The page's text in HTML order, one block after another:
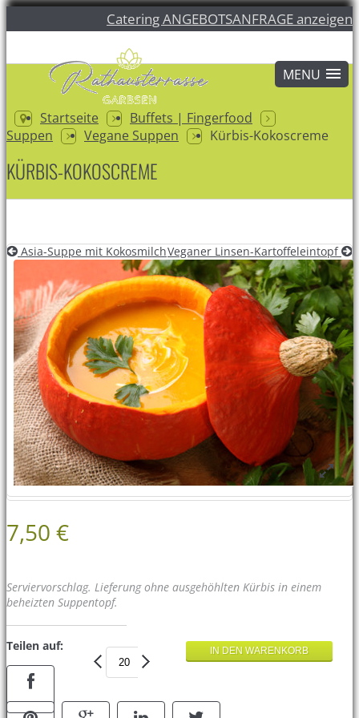
Catering ANGEBOTSANFRAGE anzeigen
Startseite
Buffets | Fingerfood
Suppen
Vegane Suppen Kürbis-Kokoscreme
KÜRBIS-KOKOSCREME
Asia-Suppe mit KokosmilchVeganer Linsen-Kartoffeleintopf
7,50 €
Serviervorschlag. Lieferung ohne ausgehöhlten Kürbis in einem
beheizten Suppentopf.
Teilen auf: